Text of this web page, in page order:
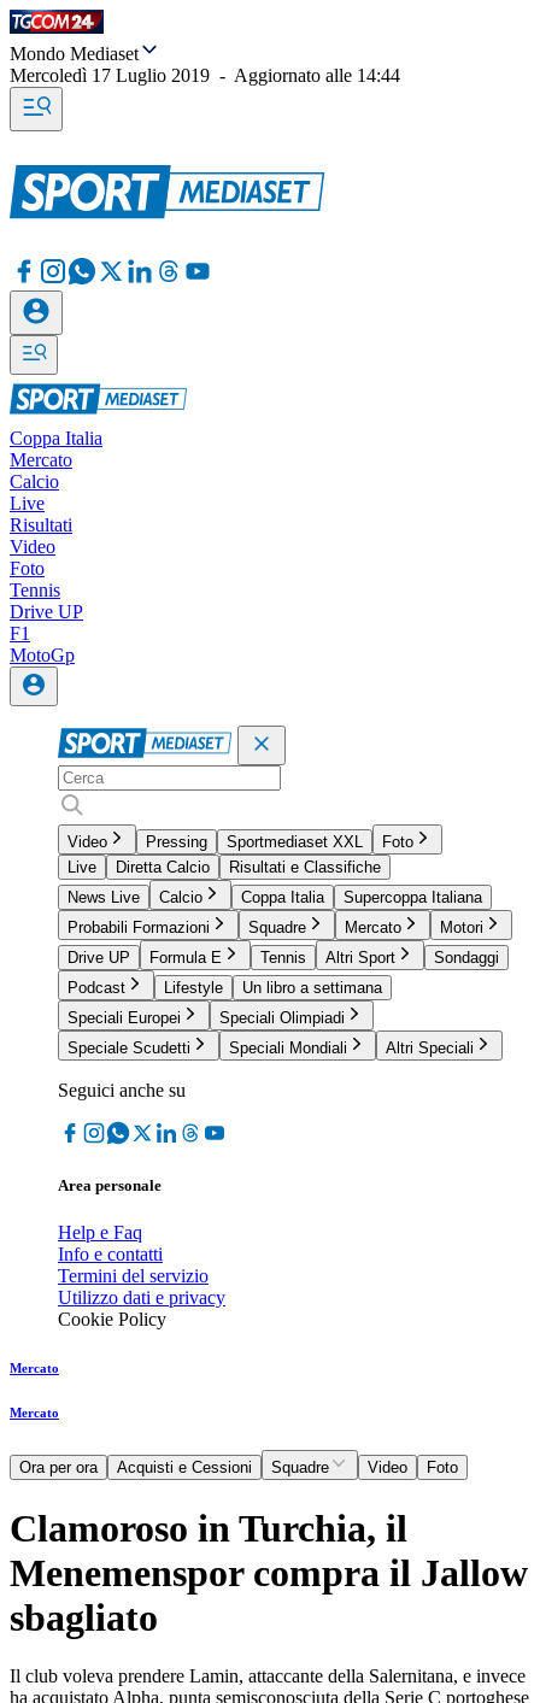
Mondo Mediaset
Mercoledì 17 Luglio 2019 - Aggiornato alle 14:44
Coppa Italia
Mercato
Calcio
Live
Risultati
Video
Foto
Tennis
Drive UP
F1
MotoGp
Video Pressing Sportmediaset XXL
Foto
Live
Diretta Calcio
Risultati e Classifiche
News Live
Calcio Coppa Italia
Supercoppa Italiana
Probabili Formazioni
Squadre Mercato
Motori
Drive UP
Formula E Tennis Altri Sport
Sondaggi
Podcast
Lifestyle
Un libro a settimana
Speciali Europei
Speciali Olimpiadi
Speciale Scudetti
Speciali Mondiali Altri Speciali
Seguici anche su
Area personale
Help e Faq
Info e contatti
Termini del servizio
Utilizzo dati e privacy
Cookie Policy
Mercato
Mercato
Ora per ora Acquisti e Cessioni Squadre Video Foto
Clamoroso in Turchia, il
Menemenspor compra il Jallow
sbagliato
Il club voleva prendere Lamin, attaccante della Salernitana, e invece
ha acquistato Alpha, punta semisconosciuta della Serie C portoghese